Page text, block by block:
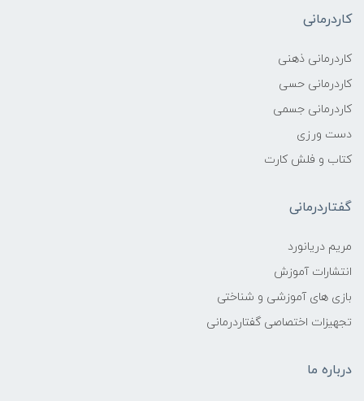
کاردرمانی
کاردرمانی ذهنی
کاردرمانی حسی
کاردرمانی جسمی
دست ورزی
کتاب و فلش کارت
گفتاردرمانی
مریم دریانورد
انتشارات آموزش
بازی های آموزشی و شناختی
تجهیزات اختصاصی گفتاردرمانی
درباره ما